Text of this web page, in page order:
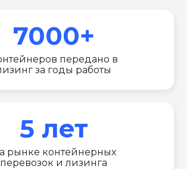
7000+
передано в
за годы работы
5 лет
рынке контейнерных
перевозок и лизинга